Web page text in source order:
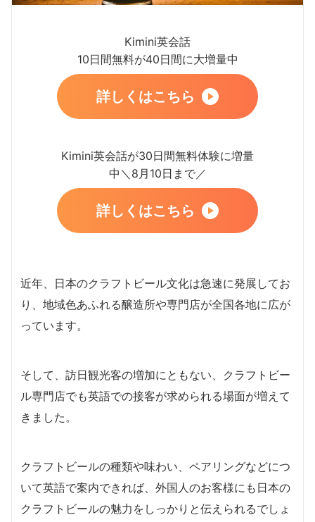
Kimini英会話
10日間無料が40日間に大増量中
詳しくはこちら
Kimini英会話が30日間無料体験に増量
中＼8月10日まで／
詳しくはこちら
近年、日本のクラフトビール文化は急速に発展してお
り、地域色あふれる醸造所や専門店が全国各地に広が
っています。
そして、訪日観光客の増加にともない、クラフトビー
ル専門店でも英語での接客が求められる場面が増えて
きました。
クラフトビールの種類や味わい、ペアリングなどにつ
いて英語で案内できれば、外国人のお客様にも日本の
クラフトビールの魅力をしっかりと伝えられるでしょ